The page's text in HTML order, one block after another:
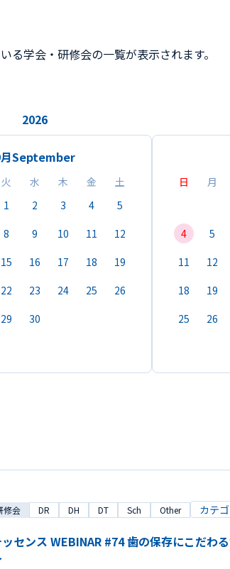
学会・研修会の一覧が表示されます。
2026
September
火 水 木 金
土
1
2 3 4
5
8 9 10 11
12
15 16 17 18
19
22 23 24 25
26
29 30
日 月
4
5
11
12
18
19
25
26
修会 DR DH DT Sch Other カテ
センス WEBINAR #74 歯の保存にこだわ